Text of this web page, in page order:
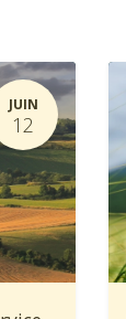
JUIN
12